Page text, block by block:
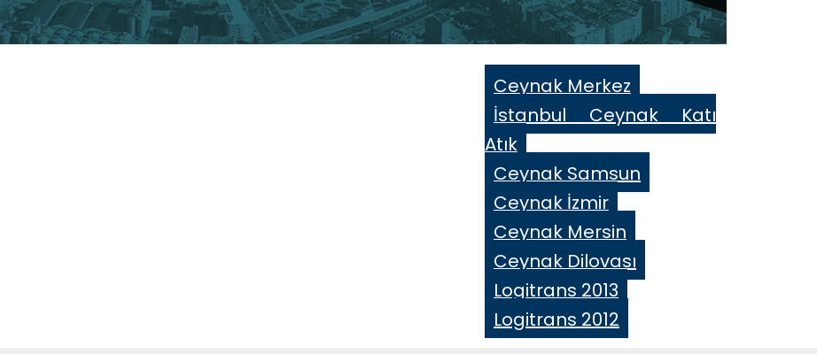
Ceynak Merkez
İstanbul Ceynak Katı
Atık
Ceynak Samsun
Ceynak İzmir
Ceynak Mersin
Ceynak Dilovası
Logitrans 2013
Logitrans 2012